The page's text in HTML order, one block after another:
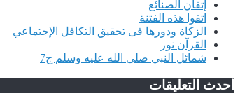
إتقان الصنائع
اتقوا هذه الفتنة
الزكاة ودورها فى تحقيق التكافل الإجتماعي
القرآن نور
شمائل النبي صلى الله عليه وسلم ج7
أحدث التعليقات